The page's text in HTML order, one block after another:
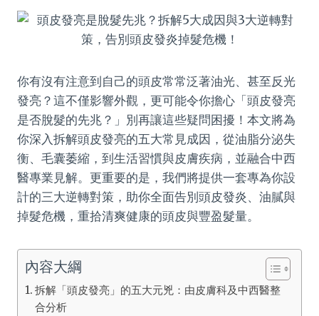
你有沒有注意到自己的頭皮常常泛著油光、甚至反光
發亮？這不僅影響外觀，更可能令你擔心「頭皮發亮
是否脫髮的先兆？」別再讓這些疑問困擾！本文將為
你深入拆解頭皮發亮的五大常見成因，從油脂分泌失
衡、毛囊萎縮，到生活習慣與皮膚疾病，並融合中西
醫專業見解。更重要的是，我們將提供一套專為你設
計的三大逆轉對策，助你全面告別頭皮發炎、油膩與
掉髮危機，重拾清爽健康的頭皮與豐盈髮量。
內容大綱
拆解「頭皮發亮」的五大元兇：由皮膚科及中西醫整
合分析